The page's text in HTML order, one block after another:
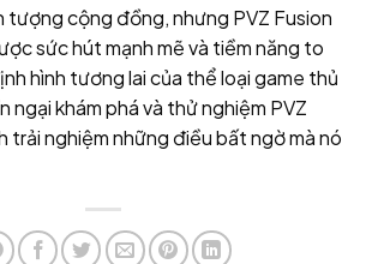
tượng cộng đồng, nhưng PVZ Fusion
sức hút mạnh mẽ và tiềm năng to
hình tương lai của thể loại game thủ
ngại khám phá và thử nghiệm PVZ
trải nghiệm những điều bất ngờ mà nó